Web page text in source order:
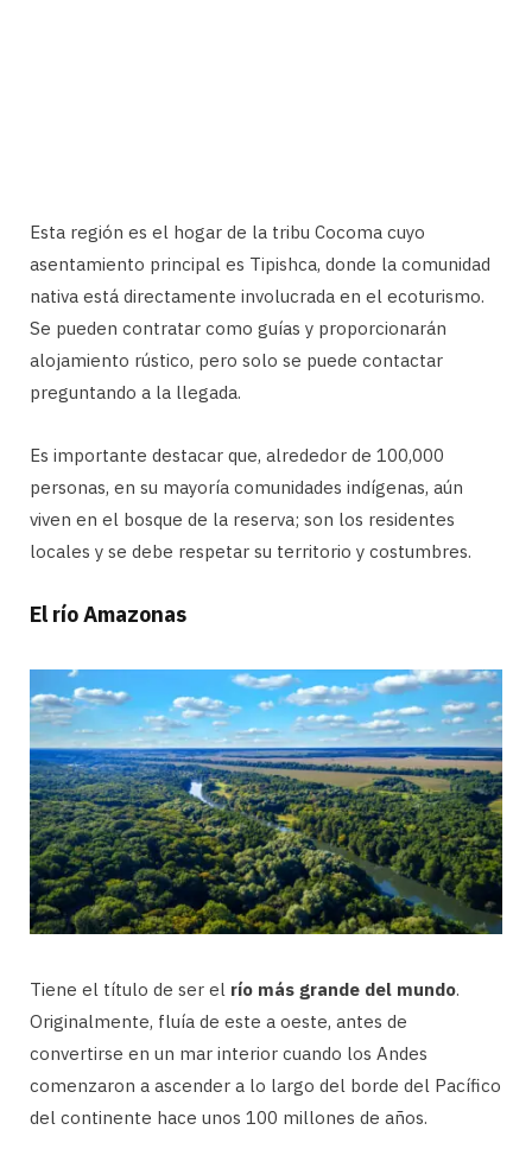
Esta región es el hogar de la tribu Cocoma cuyo
asentamiento principal es Tipishca, donde la comunidad
nativa está directamente involucrada en el ecoturismo.
Se pueden contratar como guías y proporcionarán
alojamiento rústico, pero solo se puede contactar
preguntando a la llegada.
Es importante destacar que, alrededor de 100,000
personas, en su mayoría comunidades indígenas, aún
viven en el bosque de la reserva; son los residentes
locales y se debe respetar su territorio y costumbres.
El río Amazonas
Tiene el título de ser el río más grande del mundo.
Originalmente, fluía de este a oeste, antes de
convertirse en un mar interior cuando los Andes
comenzaron a ascender a lo largo del borde del Pacífico
del continente hace unos 100 millones de años.